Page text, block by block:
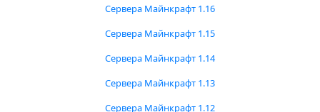
Сервера Майнкрафт 1.16
Сервера Майнкрафт 1.15
Сервера Майнкрафт 1.14
Сервера Майнкрафт 1.13
Сервера Майнкрафт 1.12